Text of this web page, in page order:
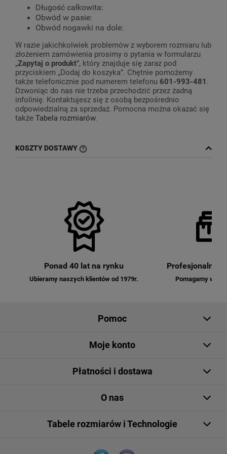
Długość całkowita:
Obwód w pasie:
Obwód nogawki na dole:
W razie jakichkolwiek problemów z wyborem rozmiaru lub
złożeniem zamówienia prosimy o pytania w formularzu
„Zapytaj o produkt”, który znajduje się zaraz pod
przyciskiem „Dodaj do koszyka”. Chętnie pomożemy
także telefonicznie pod numerem telefonu 601-993-481 .
Dzwoniąc do nas nie trzeba przechodzić przez żadną
infolinię. Kontaktujesz się z osobą bezpośrednio
odpowiedzialną za sprzedaż. Pomocna można okazać się
także Tabela rozmiarów.
KOSZTY DOSTAWY
Ponad 40 lat na rynku
Ubieramy naszych klientów od 1979r.
Profesjonalna
Pomagamy w
Pomoc
Moje konto
Płatności i dostawa
O nas
Tabele rozmiarów i Technologie